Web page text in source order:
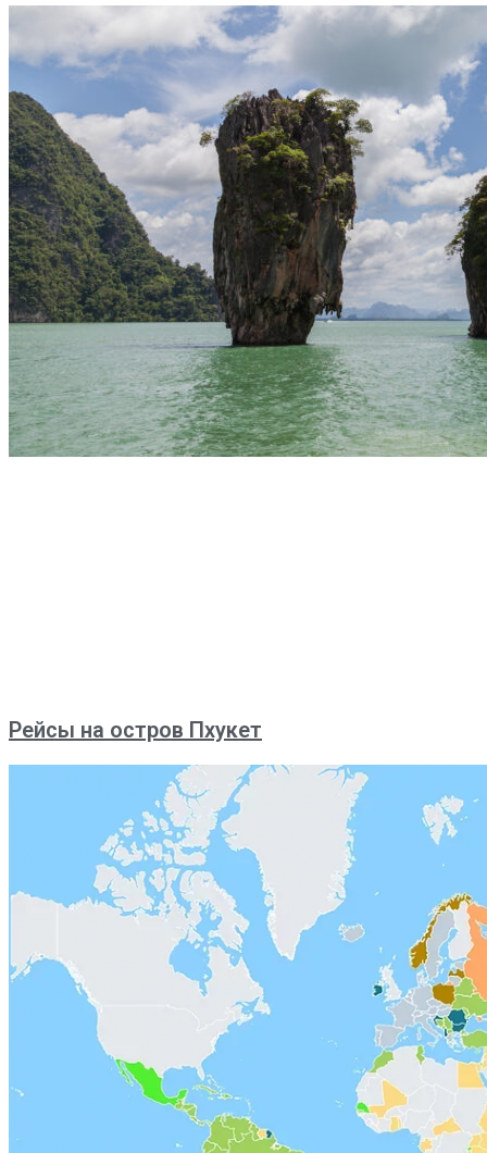
Рейсы на остров Пхукет